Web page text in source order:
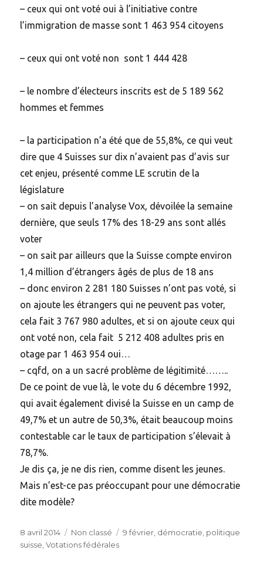
– ceux qui ont voté oui à l’initiative contre
l’immigration de masse sont 1 463 954 citoyens
– ceux qui ont voté non sont 1 444 428
– le nombre d’électeurs inscrits est de 5 189 562
hommes et femmes
– la participation n’a été que de 55,8%, ce qui veut
dire que 4 Suisses sur dix n’avaient pas d’avis sur
cet enjeu, présenté comme LE scrutin de la
législature
– on sait depuis l’analyse Vox, dévoilée la semaine
dernière, que seuls 17% des 18-29 ans sont allés
voter
– on sait par ailleurs que la Suisse compte environ
1,4 million d’étrangers âgés de plus de 18 ans
– donc environ 2 281 180 Suisses n’ont pas voté, si
on ajoute les étrangers qui ne peuvent pas voter,
cela fait 3 767 980 adultes, et si on ajoute ceux qui
ont voté non, cela fait 5 212 408 adultes pris en
otage par 1 463 954 oui…
– cqfd, on a un sacré problème de légitimité……..
De ce point de vue là, le vote du 6 décembre 1992,
qui avait également divisé la Suisse en un camp de
49,7% et un autre de 50,3%, était beaucoup moins
contestable car le taux de participation s’élevait à
78,7%.
Je dis ça, je ne dis rien, comme disent les jeunes.
Mais n’est-ce pas préoccupant pour une démocratie
dite modèle?
Posted
on
8 avril 2014 Categories
Non classé Tags
9 février, démocratie, politique
suisse,Votations fédérales